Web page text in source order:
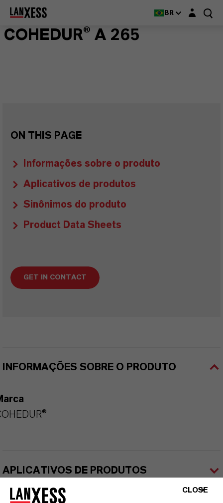
BR Login layer
COHEDUR® A 265
ON THIS PAGE
Informações sobre o produto
Aplicativos de produtos
Sinônimos do produto
Product Data Sheets
GET IN CONTACT
INFORMAÇÕES SOBRE O PRODUTO
APLICATIVOS DE PRODUTOS
CLOSE